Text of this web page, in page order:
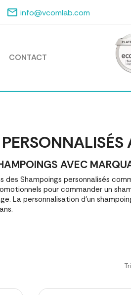
mail_outline info@vcomlab.com
CONTACT
AVEC
des Shampoings personnalisés
pour commander un
La personnalisation d'un